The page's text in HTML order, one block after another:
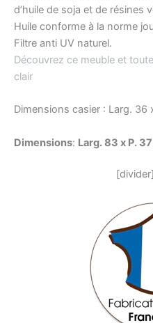
d’huile de soja et de résines
Huile conforme à la norme
Filtre anti UV naturel.
Découvrez ce meuble et
clair
Dimensions casier : Larg. 36
Dimensions: Larg. 83 x P.